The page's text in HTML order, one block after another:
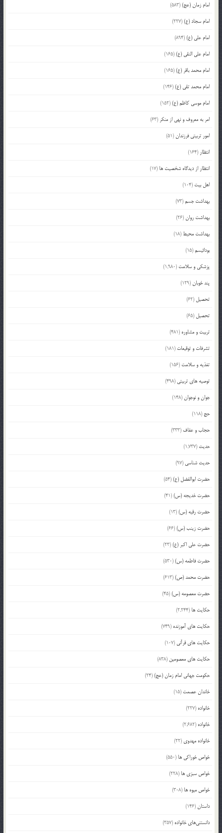
امام زمان (عج)(583)
امام سجاد (ع)(227)
امام علی (ع)(894)
امام علی النقی (ع)(165)
امام محمد باقر (ع)(165)
امام محمد تقی (ع)(146)
امام موسی کاظم (ع)(152)
امر به معروف و نهی از منکر (63)
امور تربیتی فرزندان(51)
انتظار (164)
انتظار از دیدگاه شخصیت ها (17)
اهل بیت (104)
بهداشت جسم(73)
بهداشت روان(26)
بهداشت محیط (18)
بودائیسم(15)
پزشکی و سلامت (1,980)
پند خوبان(129)
تحصیل (62)
تحصیل (65)
تربیت و مشاوره (481)
تشرفات و توقیعات (181)
تغذیه و سلامت (156)
توصیه های تربیتی (498)
جوان و نوجوان(148)
حج (118)
حجاب و عفاف (333)
حدیث (1,737)
حدیث شناسی (97)
حضرت ابوالفضل (ع)(54)
حضرت خدیجه (س)(41)
حضرت رقیه (س)(13)
حضرت زینب (س)(66)
حضرت علی اکبر (ع)(23)
حضرت فاطمه (س)(530)
حضرت محمد (ص)(613)
حضرت معصومه (س)(45)
حکایت ها (2,244)
حکایت های آموزنده (749)
حکایت های قرآنی (107)
حکایت های معصومین (838)
حکومت جهانی امام زمان (عج)(24)
خاندان عصمت (15)
خانواده (227)
خانواده (2,682)
خانواده مهدوی (22)
خواص خوراکی ها (550)
خواص سبزی ها (228)
خواص میوه ها (308)
داستان(146)
دانستنی‌های خانواده (357)